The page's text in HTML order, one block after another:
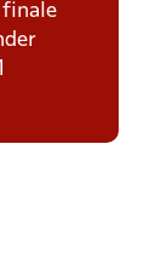
finale